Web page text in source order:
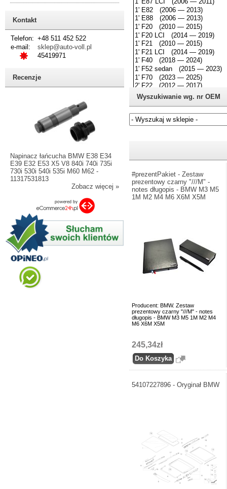
Kontakt
Telefon: +48 511 452 522
e-mail:
sklep@auto-voll.pl
45419971
Recenzje
Napinacz łańcucha BMW E38 E34
E39 E32 E53 X5 V8 840i 740i 735i
730i 530i 540i 535i M60 M62 -
11317531813
Zobacz więcej »
Wyszukiwanie wg. nr OEM
#prezentPakiet - Zestaw
prezentowy czarny "///M" -
notes długopis - BMW M3 M5
1M M2 M4 M6 X6M X5M
Producent: BMW. Zestaw
prezentowy czarny "///M" - notes
długopis - BMW M3 M5 1M M2 M4
M6 X6M X5M
245,34zł
54107227896 - Oryginał BMW